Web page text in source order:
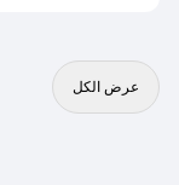
عرض الكل